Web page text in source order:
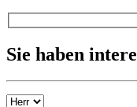
Sie haben